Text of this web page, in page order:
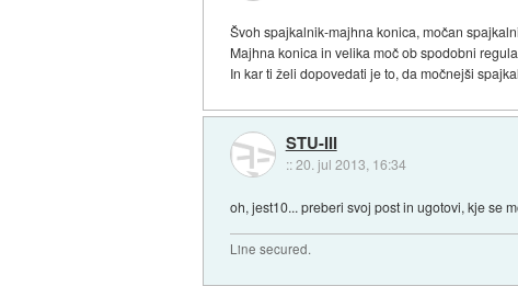
Švoh spajkalnik-majhna konica, močan
Majhna konica in velika moč ob spodobni
In kar ti želi dopovedati je to, da močnejši
STU-III
::20. jul 2013, 16:34
oh, jest10... preberi svoj post in ugotovi, kje se
Line secured.